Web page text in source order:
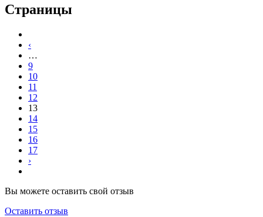
Страницы
‹
…
9
10
11
12
13
14
15
16
17
›
Вы можете оставить свой отзыв
Оставить отзыв